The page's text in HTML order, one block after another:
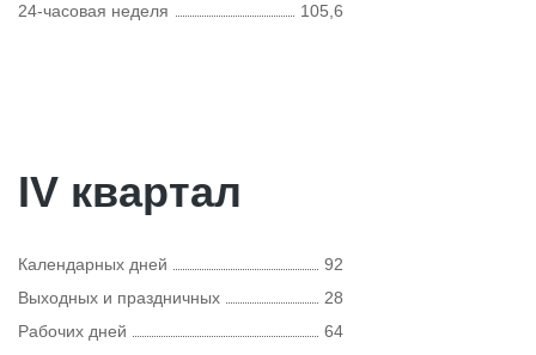
24-часовая неделя
105,6
IV квартал
Календарных дней
92
Выходных и праздничных
28
Рабочих дней
64